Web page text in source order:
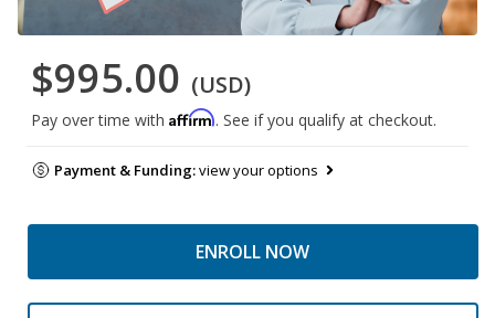
$995.00 (USD)
Pay over time with Affirm. See if you qualify at checkout.
Payment & Funding:view your options
ENROLL NOW